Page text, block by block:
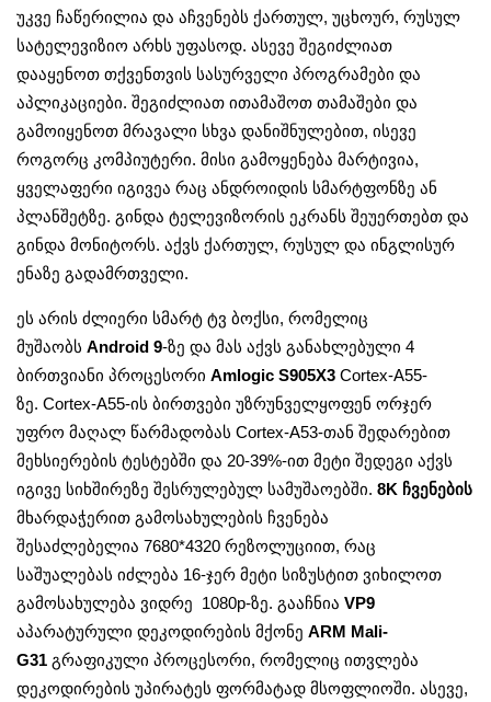
უკვე ჩაწერილია და აჩვენებს ქართულ, უცხოურ, რუსულ
სატელევიზიო არხს უფასოდ. ასევე შეგიძლიათ
დააყენოთ თქვენთვის სასურველი პროგრამები და
აპლიკაციები. შეგიძლიათ ითამაშოთ თამაშები და
გამოიყენოთ მრავალი სხვა დანიშნულებით, ისევე
როგორც კომპიუტერი. მისი გამოყენება მარტივია,
ყველაფერი იგივეა რაც ანდროიდის სმარტფონზე ან
პლანშეტზე. გინდა ტელევიზორის ეკრანს შეუერთებთ და
გინდა მონიტორს. აქვს ქართულ, რუსულ და ინგლისურ
ენაზე გადამრთველი.
ეს არის ძლიერი სმარტ ტვ ბოქსი, რომელიც
მუშაობს Android 9-ზე და მას აქვს განახლებული 4
ბირთვიანი პროცესორი Amlogic S905X3 Cortex-A55-
ზე. Cortex-A55-ის ბირთვები უზრუნველყოფენ ორჯერ
უფრო მაღალ წარმადობას Cortex-A53-თან შედარებით
მეხსიერების ტესტებში და 20-39%-ით მეტი შედეგი აქვს
იგივე სიხშირეზე შესრულებულ სამუშაოებში. 8K ჩვენების
მხარდაჭერით გამოსახულების ჩვენება
შესაძლებელია 7680*4320 რეზოლუციით, რაც
საშუალებას იძლება 16-ჯერ მეტი სიზუსტით ვიხილოთ
გამოსახულება ვიდრე 1080p-ზე. გააჩნია VP9
აპარატურული დეკოდირების მქონე ARM Mali-
G31 გრაფიკული პროცესორი, რომელიც ითვლება
დეკოდირების უპირატეს ფორმატად მსოფლიოში. ასევე,